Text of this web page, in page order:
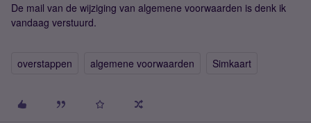
De mail van de wijziging van algemene voorwaarden is denk ik
vandaag verstuurd.
overstappen algemene voorwaarden Simkaart